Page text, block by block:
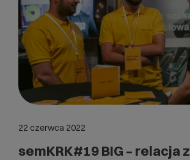
22 czerwca 2022
semKRK#19 BIG – relacja z